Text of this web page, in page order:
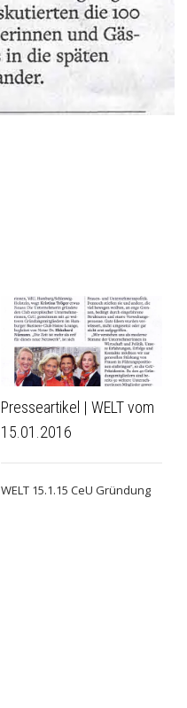
Presseartikel | WELT vom
15.01.2016
WELT 15.1.15 CeU Gründung